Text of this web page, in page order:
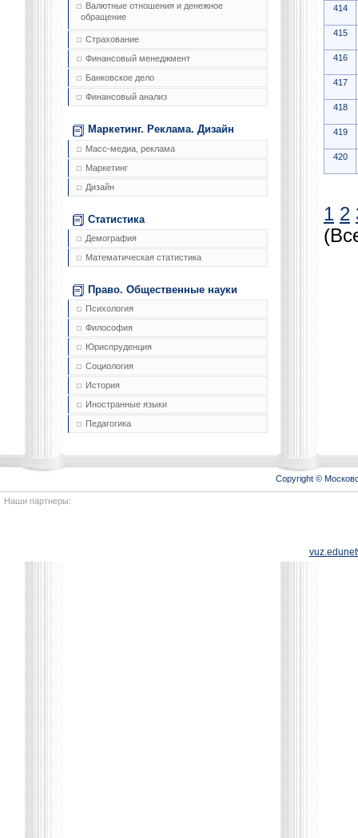
Валютные отношения и денежное
обращение
Страхование
Финансовый менеджмент
Банковское дело
Финансовый анализ
Маркетинг. Реклама. Дизайн
Масс-медиа, реклама
Маркетинг
Дизайн
Статистика
Демография
Математическая статистика
Право. Общественные науки
Психология
Философия
Юриспруденция
Социология
История
Иностранные языки
Педагогика
414
415
416
417
418
419
420
1 2
Copyright ©
Наши партнеры: